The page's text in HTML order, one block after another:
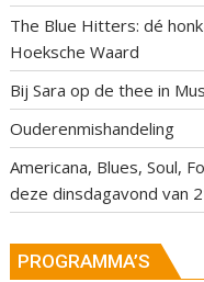
The Blue Hitters: dé
Hoeksche Waard
Bij Sara op de thee in
Ouderenmishandeling
Americana, Blues, Soul,
deze dinsdagavond van
PROGRAMMA’S